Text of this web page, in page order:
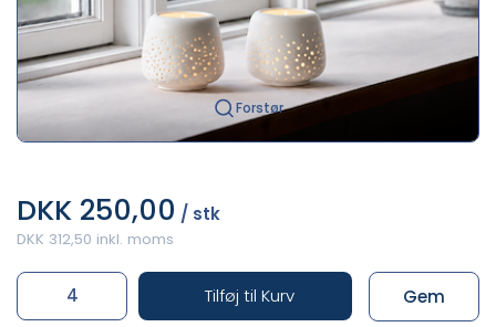
Forstør
DKK 250,00 / stk
DKK 312,50 inkl. moms
Tilføj til Kurv
Gem